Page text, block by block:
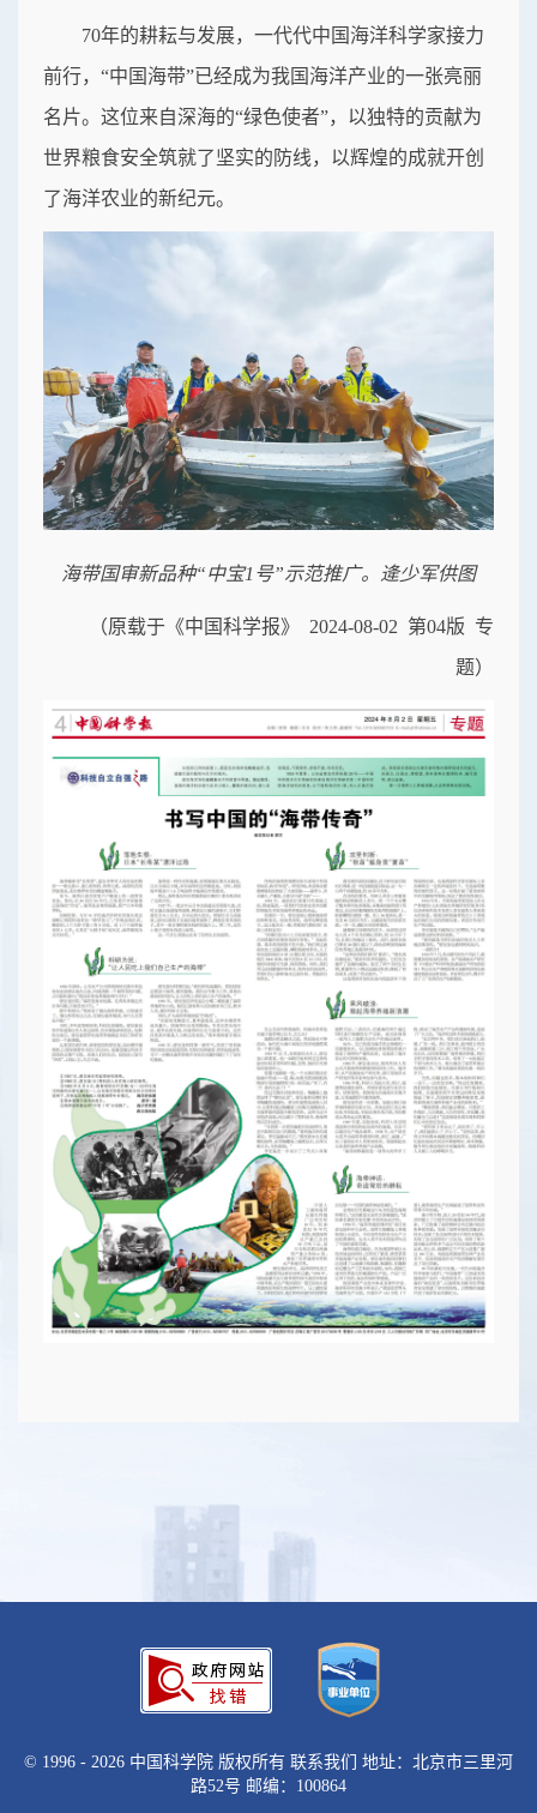
70年的耕耘与发展，一代代中国海洋科学家接力
前行，“中国海带”已经成为我国海洋产业的一张亮丽
名片。这位来自深海的“绿色使者”，以独特的贡献为
世界粮食安全筑就了坚实的防线，以辉煌的成就开创
了海洋农业的新纪元。
海带国审新品种“中宝1号”示范推广。逄少军供图
（原载于《中国科学报》 2024-08-02 第04版 专
题）
© 1996 - 2026 中国科学院 版权所有 联系我们
地址：北京市三里河
路52号 邮编：100864